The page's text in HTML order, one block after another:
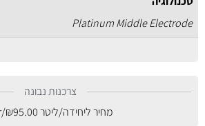
Platinum Middle Electrode
צרכנות נבונה
מחיר ליחידה/ליטר
₪95.00
/err